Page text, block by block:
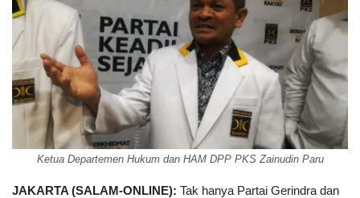
Ketua Departemen Hukum dan HAM DPP PKS Zainudin Paru
JAKARTA (SALAM-ONLINE): Tak hanya Partai Gerindra dan